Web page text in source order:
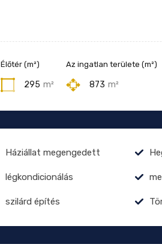
Élőtér (m²)
295 m²
Az ingatlan területe (m²)
873 m²
Háziállat megengedett
légkondicionálás
szilárd építés